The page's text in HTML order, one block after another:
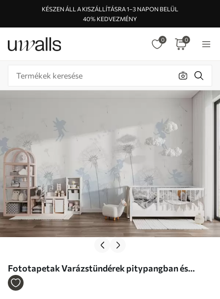
KÉSZEN ÁLL A KISZÁLLÍTÁSRA 1–3 NAPON BELÜL
40% KEDVEZMÉNY
0 0
Fototapetak Varázstündérek pitypangban és
vadvirágban Skandináv stílusú lányoknak kék